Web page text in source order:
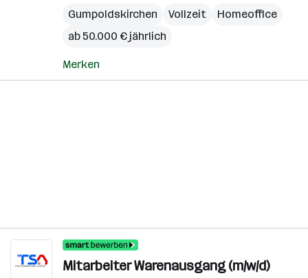
Gumpoldskirchen Vollzeit
Homeoffice
ab 50.000 € jährlich
Merken
Mitarbeiter Warenausgang (m/w/d)